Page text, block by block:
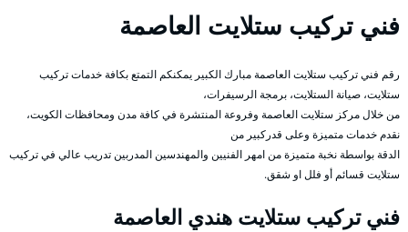
فني تركيب ستلايت العاصمة
رقم فني تركيب ستلايت العاصمة مبارك الكبير يمكنكم التمتع بكافة خدمات تركيب
ستلايت، صيانة الستلايت، برمجة الرسيفرات،
من خلال مركز ستلايت العاصمة وفروعة المنتشرة في كافة مدن ومحافظات الكويت،
نقدم خدمات متميزة وعلى قدركبير من
الدقة بواسطة نخبة متميزة من امهر الفنيين والمهندسين المدربين تدريب عالي في تركيب
ستلايت قسائم أو فلل او شقق.
فني تركيب ستلايت هندي العاصمة